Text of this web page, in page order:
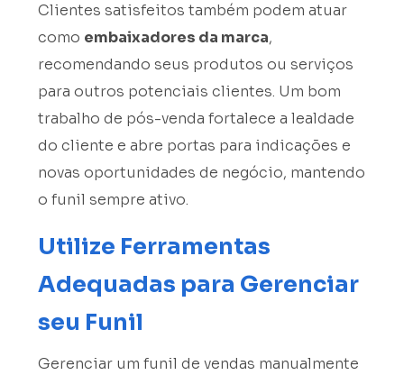
Clientes satisfeitos também podem atuar
como embaixadores da marca,
recomendando seus produtos ou serviços
para outros potenciais clientes. Um bom
trabalho de pós-venda fortalece a lealdade
do cliente e abre portas para indicações e
novas oportunidades de negócio, mantendo
o funil sempre ativo.
Utilize Ferramentas
Adequadas para Gerenciar
seu Funil
Gerenciar um funil de vendas manualmente